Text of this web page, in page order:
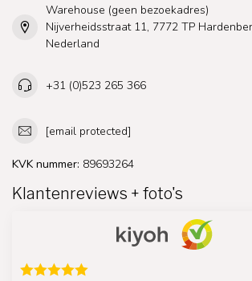
Warehouse (geen bezoekadres)
Nijverheidsstraat 11, 7772 TP
Nederland
+31 (0)523 265 366
[email protected]
KVK nummer: 89693264
Klantenreviews + foto's